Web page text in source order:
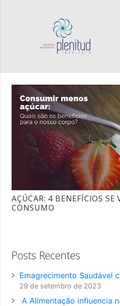
AÇÚCAR: 4 BENEFÍCIOS
CONSUMO
Posts Recentes
Emagrecimento Saudável
29 de setembro de 2023
A Alimentação influencia